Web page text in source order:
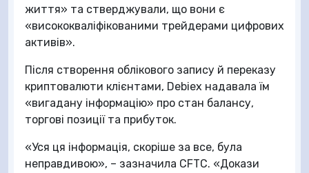
життя» та стверджували, що вони є
«висококваліфікованими трейдерами цифрових
активів».
Після створення облікового запису й переказу
криптовалюти клієнтами, Debiex надавала їм
«вигадану інформацію» про стан балансу,
торгові позиції та прибуток.
«Уся ця інформація, скоріше за все, була
неправдивою», – зазначила CFTC. «Докази